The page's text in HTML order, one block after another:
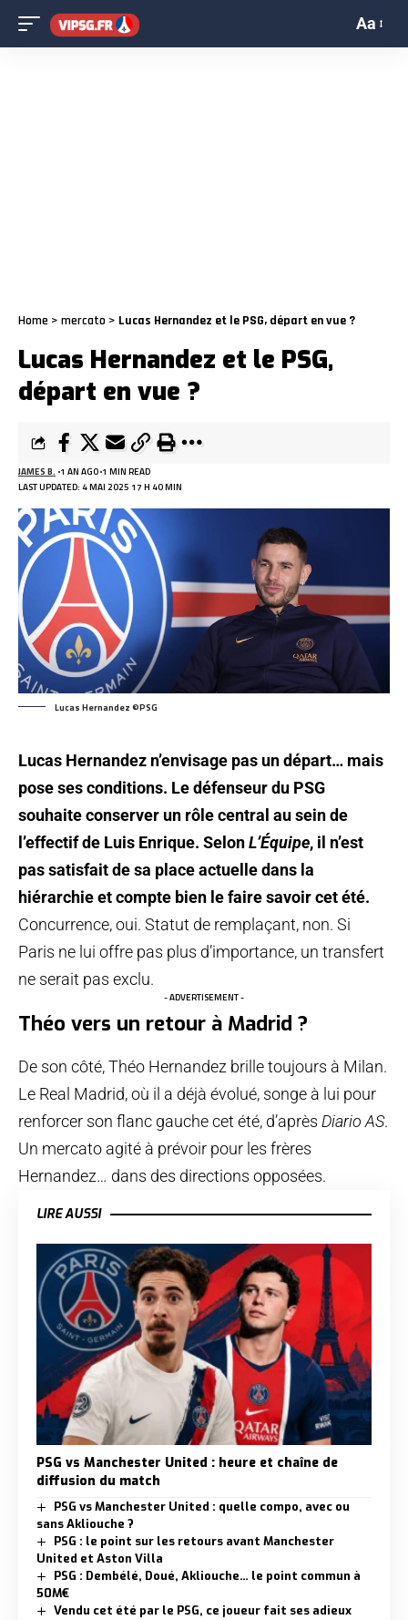
Aa
Home > mercato > Lucas Hernandez et le PSG, départ en vue ?
Lucas Hernandez et le PSG,
départ en vue ?
LAST UPDATED: 4 MAI 2025 17 H 40 MIN
JAMES B. 1 AN AGO 1 MIN READ
Lucas Hernandez ©PSG
Lucas Hernandez n’envisage pas un départ… mais
pose ses conditions. Le défenseur du PSG
souhaite conserver un rôle central au sein de
l’effectif de Luis Enrique. SelonL’Équipe, il n’est
pas satisfait de sa place actuelle dans la
hiérarchie et compte bien le faire savoir cet été.
Concurrence, oui. Statut de remplaçant, non. Si
Paris ne lui offre pas plus d’importance, un transfert
ne serait pas exclu.
- ADVERTISEMENT -
Théo vers un retour à Madrid ?
De son côté, Théo Hernandez brille toujours à Milan.
Le Real Madrid, où il a déjà évolué, songe à lui pour
renforcer son flanc gauche cet été, d’après Diario AS.
Un mercato agité à prévoir pour les frères
Hernandez… dans des directions opposées.
LIRE AUSSI
PSG vs Manchester United : heure et chaîne de
diffusion du match
PSG vs Manchester United : quelle compo, avec ou
sans Akliouche ?
PSG : le point sur les retours avant Manchester
United et Aston Villa
PSG : Dembélé, Doué, Akliouche… le point commun à
50M€
Vendu cet été par le PSG, ce joueur fait ses adieux